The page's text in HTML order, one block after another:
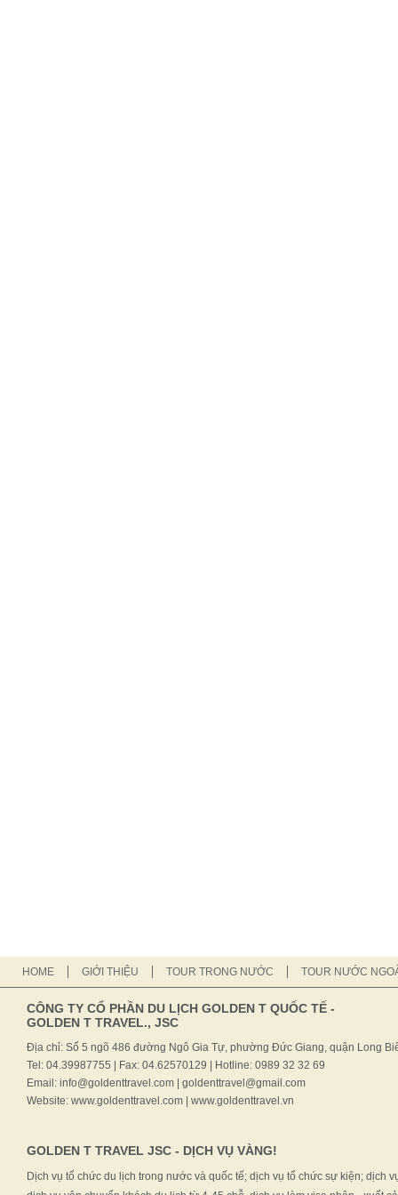
HOME GIỚI THIỆU TOUR TRONG NƯỚC TOUR NƯỚC
CÔNG TY CỔ PHẦN DU LỊCH GOLDEN T QUỐC TẾ -
GOLDEN T TRAVEL., JSC
Địa chỉ: Số 5 ngõ 486 đường Ngô Gia Tự, phường Đức Giang, quận Long
Tel: 04.39987755 | Fax: 04.62570129 | Hotline: 0989 32 32 69
Email: info@goldenttravel.com | goldenttravel@gmail.com
Website: www.goldenttravel.com | www.goldenttravel.vn
GOLDEN T TRAVEL JSC - DỊCH VỤ VÀNG!
Dịch vụ tổ chức du lịch trong nước và quốc tế; dịch vụ tổ chức sự kiện; dịch